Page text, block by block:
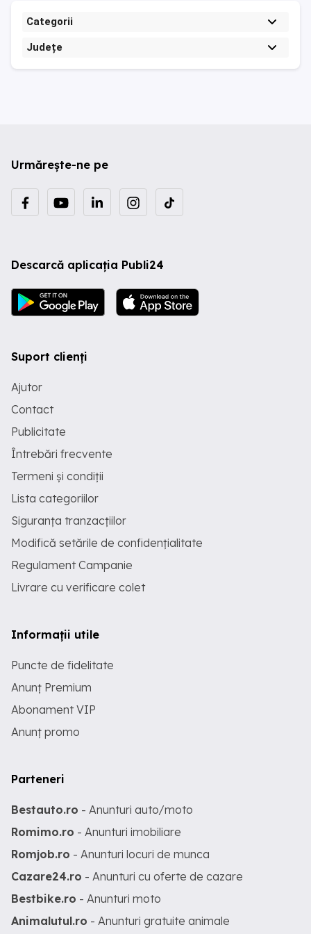
Categorii
Județe
Urmărește-ne pe
Descarcă aplicația Publi24
Suport clienți
Ajutor
Contact
Publicitate
Întrebări frecvente
Termeni și condiții
Lista categoriilor
Siguranța tranzacțiilor
Modifică setările de confidențialitate
Regulament Campanie
Livrare cu verificare colet
Informații utile
Puncte de fidelitate
Anunț Premium
Abonament VIP
Anunț promo
Parteneri
Bestauto.ro - Anunturi auto/moto
Romimo.ro - Anunturi imobiliare
Romjob.ro - Anunturi locuri de munca
Cazare24.ro - Anunturi cu oferte de cazare
Bestbike.ro - Anunturi moto
Animalutul.ro - Anunturi gratuite animale